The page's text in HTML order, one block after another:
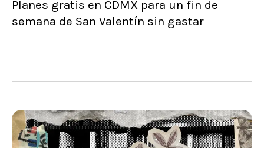
Planes gratis en CDMX para un fin de
semana de San Valentín sin gastar